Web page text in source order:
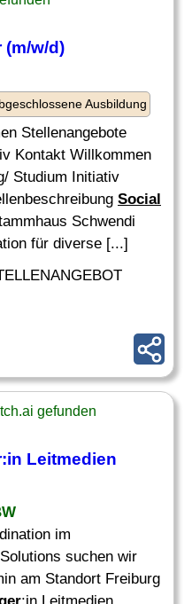
(m/w/d)
Ausbildung
Stellenangebote
Kontakt Willkommen
Studium Initiativ
Social
Schwendi
für diverse [...]
gefunden
:in Leitmedien
im
suchen wir
am Standort Freiburg